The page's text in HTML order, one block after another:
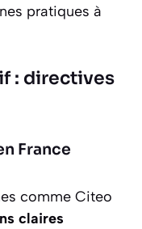
pratiques à
: directives
France
comme Citeo
claires